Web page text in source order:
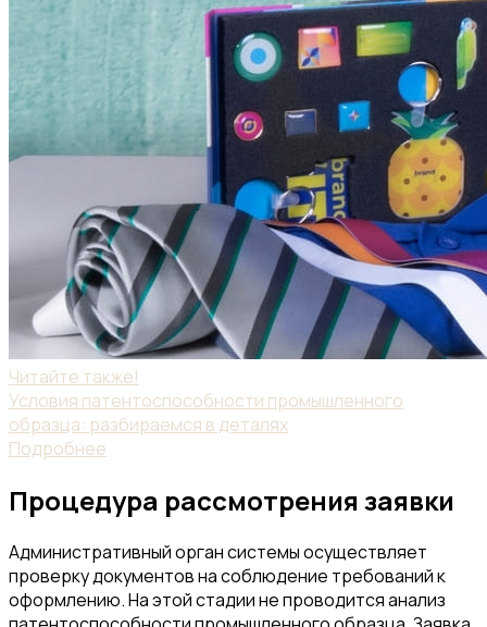
Читайте также!
Условия патентоспособности промышленного
образца: разбираемся в деталях
Подробнее
Процедура рассмотрения заявки
Административный орган системы осуществляет
проверку документов на соблюдение требований к
оформлению. На этой стадии не проводится анализ